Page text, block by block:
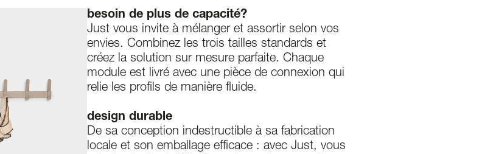
besoin de plus de capacité?
Just vous invite à mélanger et assortir selon vos
envies. Combinez les trois tailles standards et
créez la solution sur mesure parfaite. Chaque
module est livré avec une pièce de connexion qui
relie les profils de manière fluide.
design durable
De sa conception indestructible à sa fabrication
locale et son emballage efficace : avec Just, vous